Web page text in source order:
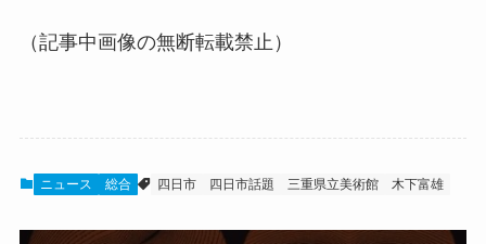
（記事中画像の無断転載禁止）
ニュース 総合 四日市 四日市話題 三重県立美術館 木下富雄